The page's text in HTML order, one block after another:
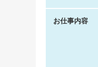
お仕事内容